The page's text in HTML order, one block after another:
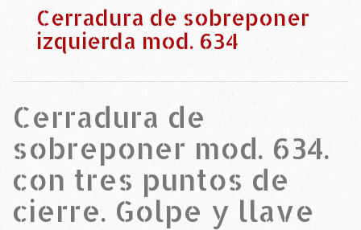
Cerradura de sobreponer
izquierda mod. 634
Cerradura de
sobreponer mod. 634.
con tres puntos de
cierre. Golpe y llave